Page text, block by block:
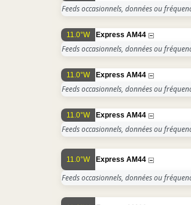
Feeds occasionnels, données ou
11.0°W Express AM44
Feeds occasionnels, données ou
11.0°W Express AM44
Feeds occasionnels, données ou
11.0°W Express AM44
Feeds occasionnels, données ou
11.0°W Express AM44
Feeds occasionnels, données ou